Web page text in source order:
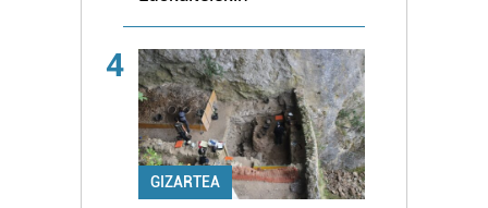
4
GIZARTEA